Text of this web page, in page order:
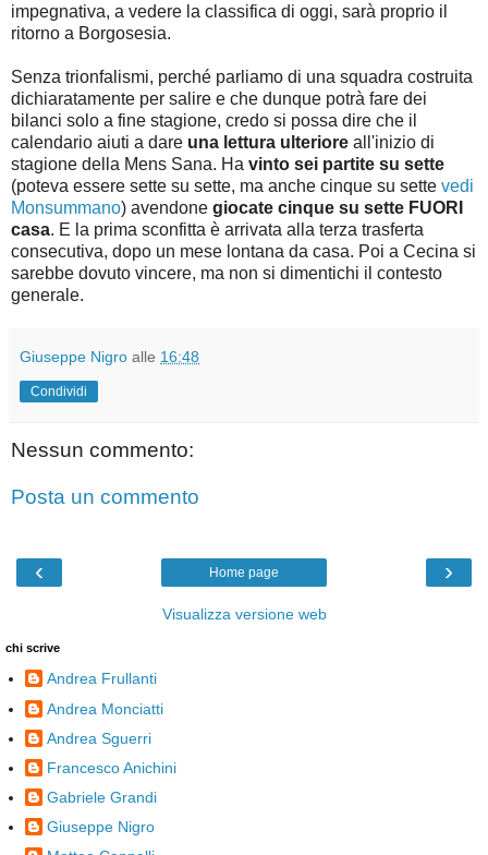
impegnativa, a vedere la classifica di oggi, sarà proprio il
ritorno a Borgosesia.
Senza trionfalismi, perché parliamo di una squadra costruita
dichiaratamente per salire e che dunque potrà fare dei
bilanci solo a fine stagione, credo si possa dire che il
calendario aiuti a dare una lettura ulteriore all'inizio di
stagione della Mens Sana. Ha vinto sei partite su sette
(poteva essere sette su sette, ma anche cinque su sette vedi
Monsummano) avendone giocate cinque su sette FUORI
casa. E la prima sconfitta è arrivata alla terza trasferta
consecutiva, dopo un mese lontana da casa. Poi a Cecina si
sarebbe dovuto vincere, ma non si dimentichi il contesto
generale.
Giuseppe Nigro alle 16:48
Condividi
Nessun commento:
Posta un commento
‹ ›
Home page
Visualizza versione web
chi scrive
Andrea Frullanti
Andrea Monciatti
Andrea Sguerri
Francesco Anichini
Gabriele Grandi
Giuseppe Nigro